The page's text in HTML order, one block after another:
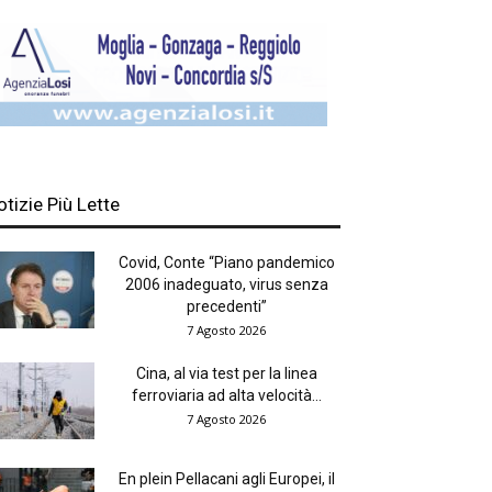
Più Lette
Covid, Conte “Piano pandemico
2006 inadeguato, virus senza
precedenti”
7 Agosto 2026
Cina, al via test per la linea
ferroviaria ad alta velocità...
7 Agosto 2026
En plein Pellacani agli Europei, il